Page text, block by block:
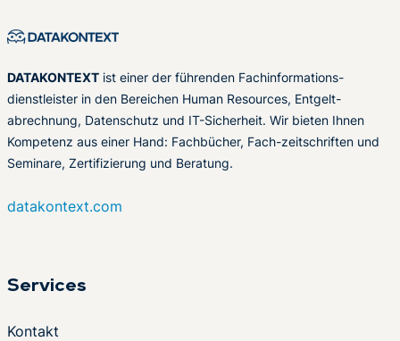
DATAKONTEXT ist einer der führenden Fachinformations-
dienstleister in den Bereichen Human Resources, Entgelt-
abrechnung, Datenschutz und IT-Sicherheit. Wir bieten Ihnen
Kompetenz aus einer Hand: Fachbücher, Fach-zeitschriften und
Seminare, Zertifizierung und Beratung.
datakontext.com
Services
Kontakt